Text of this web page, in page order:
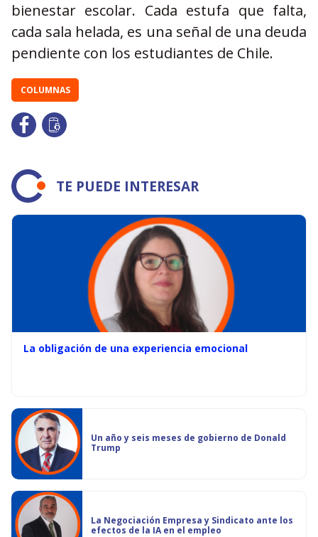
bienestar escolar. Cada estufa que falta,
cada sala helada, es una señal de una deuda
pendiente con los estudiantes de Chile.
COLUMNAS
TE PUEDE INTERESAR
La obligación de una experiencia emocional
Un año y seis meses de gobierno de Donald
Trump
La Negociación Empresa y Sindicato ante los
efectos de la IA en el empleo